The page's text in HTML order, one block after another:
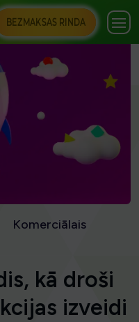
BEZMAKSAS RINDA
Komerciālais
kā droši
izveidi